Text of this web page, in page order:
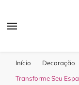
Início
Decoração
Transforme Seu